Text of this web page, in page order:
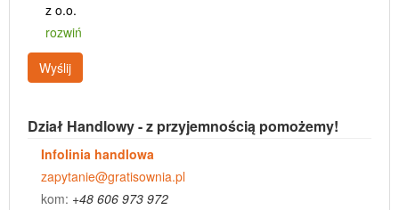
z o.o.
rozwiń
Wyślij
Dział Handlowy - z przyjemnością pomożemy!
Infolinia handlowa
zapytanie@gratisownia.pl
kom: +48 606 973 972